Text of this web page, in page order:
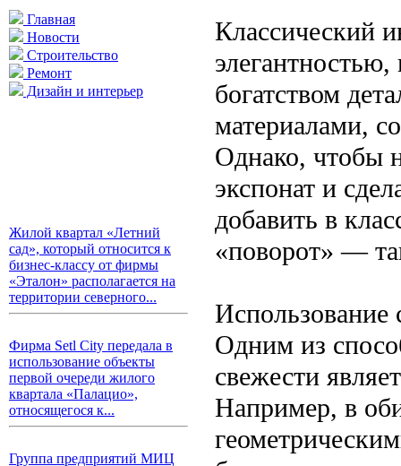
Главная
Новости
Строительство
Ремонт
Дизайн и интерьер
Жилой квартал «Летний
сад», который относится к
бизнес-классу от фирмы
«Эталон» располагается на
территории северного...
Фирма Setl City передала в
использование объекты
первой очереди жилого
квартала «Палацио»,
относящегося к...
Группа предприятий МИЦ
Классический
богатством
материалами,
Однако, чтобы
экспонат и
добавить в
«поворот» —
Использование
Одним из
свежести
Например, в